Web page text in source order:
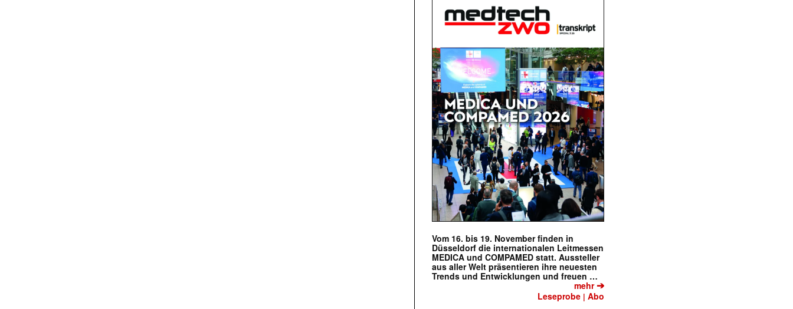
Vom 16. bis 19. November finden in
Düsseldorf die internationalen Leitmessen
MEDICA und COMPAMED statt. Aussteller
aus aller Welt präsentieren ihre neuesten
Trends und Entwicklungen und freuen …
mehr➔
Leseprobe |Abo